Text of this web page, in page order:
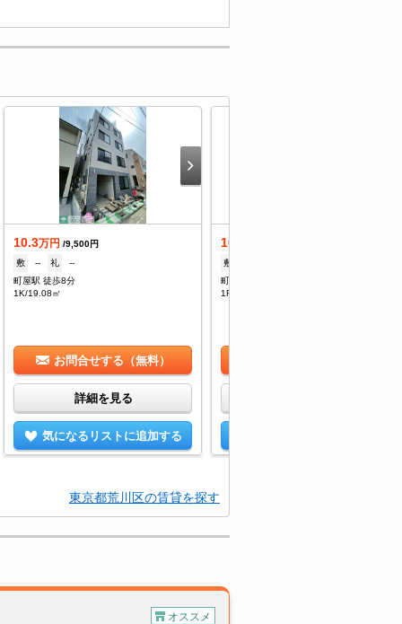
10.3万円 /9,500円
敷
-- 礼
--
町屋駅 徒歩8分
1K/19.08㎡
お問合せする（無料）
詳細を見る
気になるリストに追加する
10.1
敷
町屋駅 徒歩8分
1R/18.11㎡
東京都荒川区の賃貸を探す
オススメ